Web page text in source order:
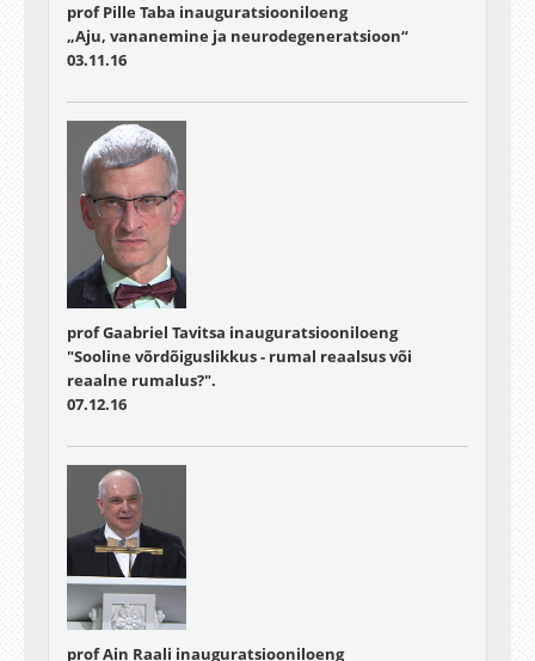
prof Pille Taba inauguratsiooniloeng
„Aju, vananemine ja neurodegeneratsioon“
03.11.16
prof Gaabriel Tavitsa inauguratsiooniloeng
"Sooline võrdõiguslikkus - rumal reaalsus või
reaalne rumalus?".
07.12.16
prof Ain Raali inauguratsiooniloeng